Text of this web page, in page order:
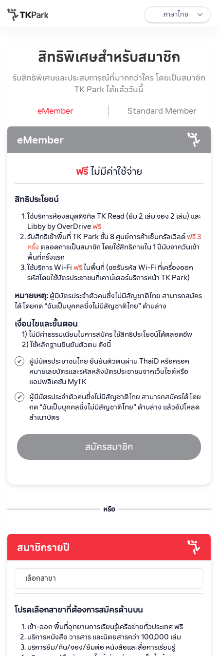
สิทธิพิเศษสำหรับสมาชิก
รับสิทธิพิเศษและประสบการณ์ที่มากกว่าใคร โดยเป็นสมาชิก
TK Park ได้แล้ววันนี้
eMember
Standard Member
eMember
ฟรีไม่มีค่าใช้จ่าย
สิทธิประโยชน์
ใช้บริการห้องสมุดดิจิทัล TK Read (ยืม 2 เล่ม จอง 2 เล่ม) และ
Libby by OverDriveฟรี
รับสิทธิเข้าพื้นที่ TK Park ชั้น 8 ศูนย์การค้าเซ็นทรัลเวิลด์ฟรี 3
ครั้ง ตลอดการเป็นสมาชิก โดยใช้สิทธิภายใน 1 ปีนับจากวันเข้า
พื้นที่ครั้งแรก
ใช้บริการ Wi-Fiฟรีในพื้นที่ (ขอรับรหัส Wi-Fi ที่เครื่องออก
รหัสโดยใช้บัตรประชาชนที่เคาน์เตอร์บริการหน้า TK Park)
หมายเหตุ:ผู้มีบัตรประจำตัวคนซึ่งไม่มีสัญชาติไทย สามารถสมัคร
ได้ โดยกด “ฉันเป็นบุคคลซึ่งไม่มีสัญชาติไทย” ด้านล่าง
เงื่อนไขและขั้นตอน
1) ไม่มีค่าธรรมเนียมในการสมัคร ใช้สิทธิประโยชน์ได้ตลอดชีพ
2) ใช้หลักฐานยืนยันตัวตน ดังนี้
ผู้มีบัตรประชาชนไทย ยืนยันตัวตนผ่าน ThaiD หรือกรอก
หมายเลขบัตรและรหัสหลังบัตรประชาชนจากเว็บไซต์หรือ
แอปพลิเคชัน MyTK
ผู้มีบัตรประจำตัวคนซึ่งไม่มีสัญชาติไทย สามารถสมัครได้ โดย
กด “ฉันเป็นบุคคลซึ่งไม่มีสัญชาติไทย” ด้านล่าง แล้วอัปโหลด
สำเนาบัตร
สมัครสมาชิก
หรือ
สมาชิกรายปี
เลือกสาขา
โปรดเลือกสาขาที่ต้องการสมัครด้านบน
เข้า-ออก พื้นที่อุทยานการเรียนรู้เครือข่ายทั่วประเทศ ฟรี
บริการหนังสือ วารสาร และนิตยสารกว่า 100,000 เล่ม
บริการยืม/คืน/จอง/ยืมต่อ หนังสือและสื่อการเรียนรู้